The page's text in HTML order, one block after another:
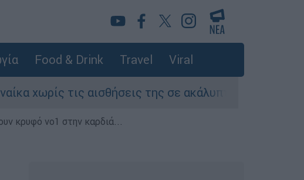
Food & Drink Travel Viral
τις αισθήσεις της σε ακάλυπτο πολυκατοικίας
κρυφό νο1 στην καρδιά...